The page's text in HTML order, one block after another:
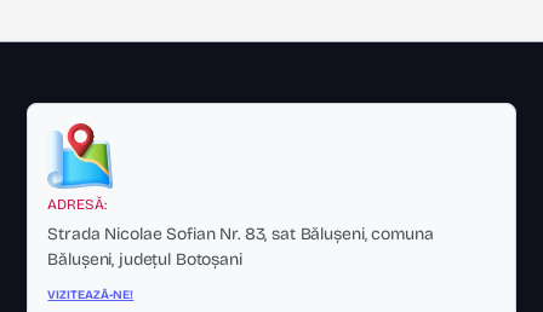
ADRESĂ:
Strada Nicolae Sofian Nr. 83, sat Bălușeni, comuna
Bălușeni, județul Botoșani
VIZITEAZĂ-NE!